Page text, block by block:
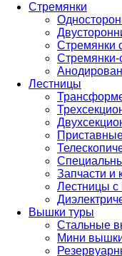
Стремянки
Стремянки
Стремянки-
Лестницы
Запчасти и
Лестницы
Вышки туры
Стальные
Мини